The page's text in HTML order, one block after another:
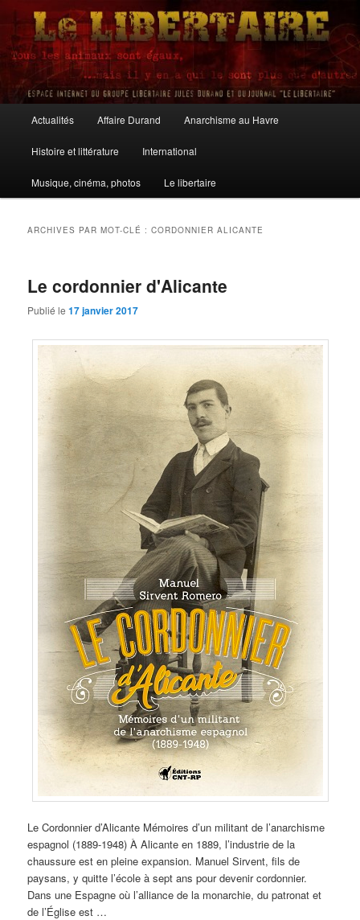
Aller
contenu
principal
Aller
contenu
secondaire
Le Libertaire
principal
Actualités Affaire Durand Anarchisme au Havre
Histoire et littérature International
Musique, cinéma, photos Le libertaire
ARCHIVES PAR MOT-CLÉ :CORDONNIER ALICANTE
Le cordonnier d'Alicante
Publié le17 janvier 2017
Le Cordonnier d’Alicante Mémoires d’un militant de l’anarchisme
espagnol (1889-1948) À Alicante en 1889, l’industrie de la
chaussure est en pleine expansion. Manuel Sirvent, fils de
paysans, y quitte l’école à sept ans pour devenir cordonnier.
Dans une Espagne où l’alliance de la monarchie, du patronat et
de l’Église est …